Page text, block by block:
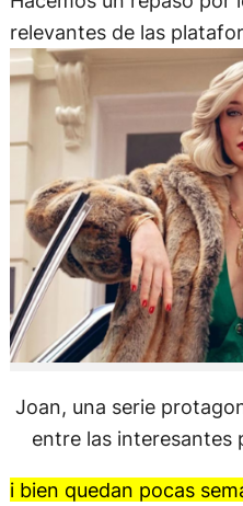
relevantes de las
Joan, una serie
entre las interesantes
i bien quedan pocas